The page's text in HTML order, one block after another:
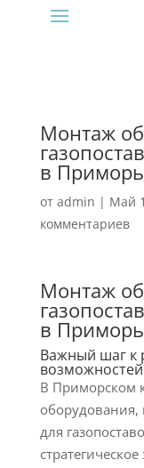
Монтаж
в
от admin | Май
комментариев
Монтаж
в
Важный шаг к
В Приморском
оборудования,
для